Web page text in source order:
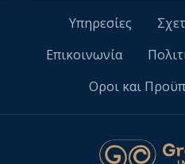
Υπηρεσίες
Επικοινωνία
Οροι και